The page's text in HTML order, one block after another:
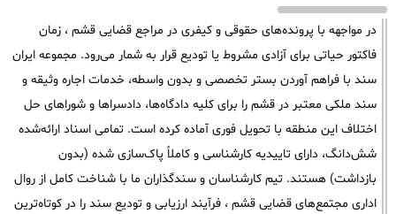
در مواجهه با پرونده‌های حقوقی و کیفری در مراجع قضایی قشم ، زمان
فاکتور حیاتی برای آزادی مشروط یا تودیع قرار به شمار می‌رود. مجموعه ایران
سند با فراهم آوردن بستر تخصصی و بدون واسطه، خدمات اجاره وثیقه و
سند ملکی معتبر در قشم را برای کلیه دادگاه‌ها، دادسراها و شوراهای حل
اختلاف این منطقه با تحویل فوری آماده کرده است. تمامی اسناد ارائه‌شده
شش‌دانگ، دارای تاییدیه کارشناسی و کاملاً پاک‌سازی شده (بدون
بازداشت) هستند. تیم کارشناسان و سندگذاران ما با شناخت کامل از روال
اداری مجتمع‌های قضایی قشم ، فرآیند ارزیابی و تودیع سند را در کوتاه‌ترین